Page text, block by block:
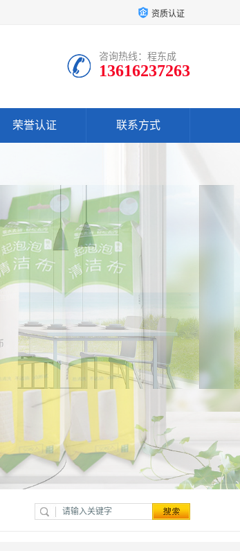
资质认证
咨询热线：程东成
13616237263
荣誉认证 联系方式